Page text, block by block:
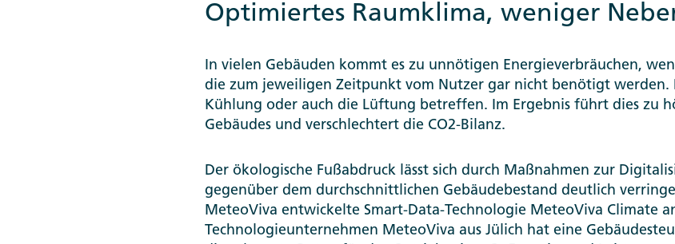
Optimiertes Raumklima, weniger
In vielen Gebäuden kommt es zu unnötigen Energieverbräuchen,
die zum jeweiligen Zeitpunkt vom Nutzer gar nicht benötigt werden.
Kühlung oder auch die Lüftung betreffen. Im Ergebnis führt dies zu
Gebäudes und verschlechtert die CO2-Bilanz.
Der ökologische Fußabdruck lässt sich durch Maßnahmen zur
gegenüber dem durchschnittlichen Gebäudebestand deutlich
MeteoViva entwickelte Smart-Data-Technologie MeteoViva Climate
Technologieunternehmen MeteoViva aus Jülich hat eine